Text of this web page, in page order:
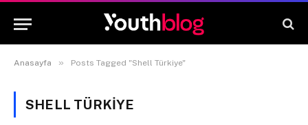
Anasayfa » Posts Tagged "Shell Türkiye"
SHELL TÜRKIYE